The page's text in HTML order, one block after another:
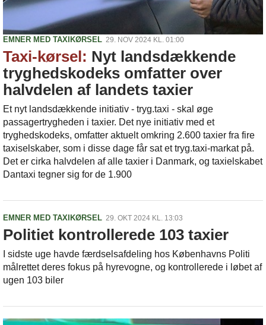
EMNER MED TAXIKØRSEL 29. NOV 2024 KL. 01:00
Taxi-kørsel: Nyt landsdækkende
tryghedskodeks omfatter over
halvdelen af landets taxier
Et nyt landsdækkende initiativ - tryg.taxi - skal øge
passagertrygheden i taxier. Det nye initiativ med et
tryghedskodeks, omfatter aktuelt omkring 2.600 taxier fra fire
taxiselskaber, som i disse dage får sat et tryg.taxi-markat på.
Det er cirka halvdelen af alle taxier i Danmark, og taxielskabet
Dantaxi tegner sig for de 1.900
EMNER MED TAXIKØRSEL 29. OKT 2024 KL. 13:03
Politiet kontrollerede 103 taxier
I sidste uge havde færdselsafdeling hos Københavns Politi
målrettet deres fokus på hyrevogne, og kontrollerede i løbet af
ugen 103 biler